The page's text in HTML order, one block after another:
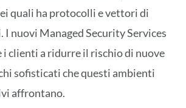
quali ha protocolli e vettori di
I nuovi Managed Security Services
i clienti a ridurre il rischio di nuove
sofisticati che questi ambienti
affrontano.